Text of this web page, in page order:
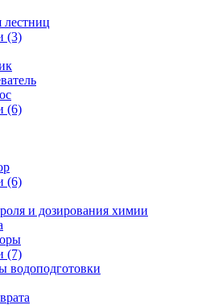
лестниц
(3)
(6)
(6)
и дозирования химии
(7)
водоподготовки